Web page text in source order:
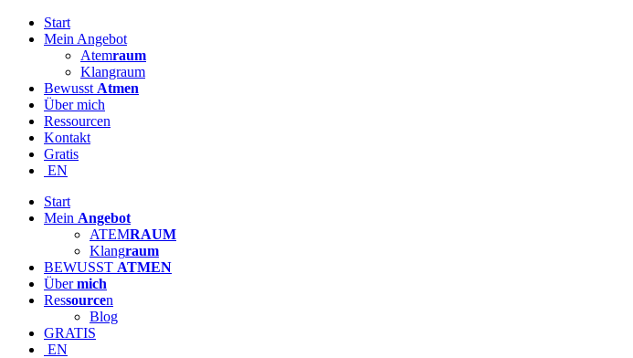
Start
Mein Angebot
Atemraum
Klangraum
Bewusst Atmen
Über mich
Ressourcen
Kontakt
Gratis
EN
Start
Mein Angebot
ATEMRAUM
Klangraum
BEWUSST ATMEN
Übermich
Ressourcen
Blog
GRATIS
EN